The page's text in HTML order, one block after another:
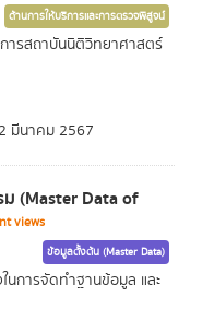
ด้านการให้บริการและการตรวจพิสูจน์
ารสถาบันนิติวิทยาศาสตร์
มีนาคม 2567
(Master Data of
views
ข้อมูลตั้งต้น (Master Data)
นการจัดทำฐานข้อมูล และ